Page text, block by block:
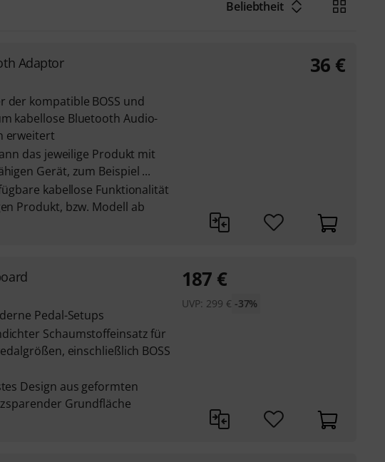
Beliebtheit
Adaptor
der kompatible BOSS und
kabellose Bluetooth Audio-
erweitert
das jeweilige Produkt mit
Gerät, zum Beispiel ...
kabellose Funktionalität
Produkt, bzw. Modell ab
36 €
Pedal-Setups
Schaumstoffeinsatz für
einschließlich BOSS
Design aus geformten
Grundfläche
187 €
UVP: 299 € -37%